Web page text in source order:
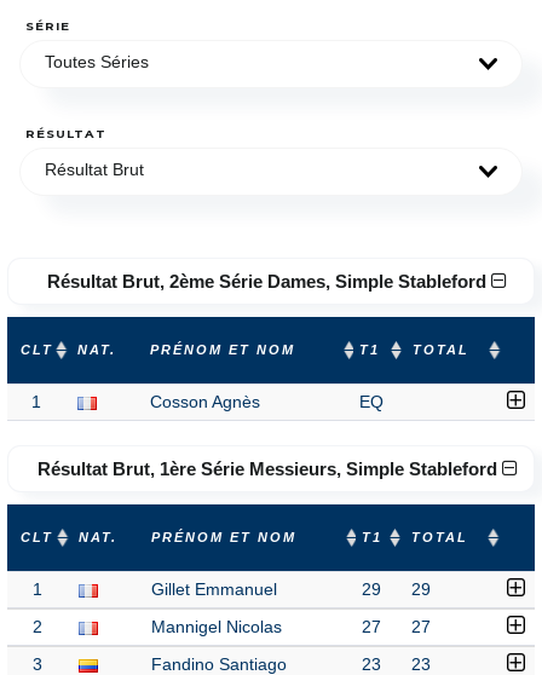
SÉRIE
Toutes Séries
RÉSULTAT
Résultat Brut
Résultat Brut, 2ème Série Dames, Simple Stableford
CLT NAT. PRÉNOM ET NOM T1 TOTAL
1 Cosson Agnès EQ
Résultat Brut, 1ère Série Messieurs, Simple Stableford
CLT NAT. PRÉNOM ET NOM T1 TOTAL
1 Gillet Emmanuel 29 29
2 Mannigel Nicolas 27 27
3 Fandino Santiago 23 23